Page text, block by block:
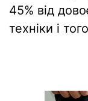
45% від
техніки і